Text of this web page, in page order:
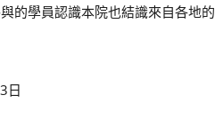
的學員認識本院也結識來自各地
日